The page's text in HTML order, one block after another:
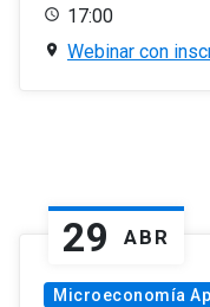
17:00
Webinar con
29 ABR
Microeconomía